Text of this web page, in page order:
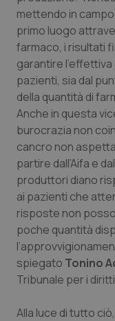
Friuli
Lazio
Liguria
Lombardia
Marche
Molise
Piemonte
Provincia
Dermatite
Diabete &
Disturbi
Dolore
Donna &
Epatiti
HIV
Infezioni &
mettendo in
primo luogo
farmaco, i risultati
garantire
pazienti, sia dal
della quantità di
Anche in questa
burocrazia non
cancro non
partire dall’Aifa e
produttori diano
ai pazienti che
risposte non
poche quantità
spiegato Tonino
Tribunale per i
Alla luce di tutto